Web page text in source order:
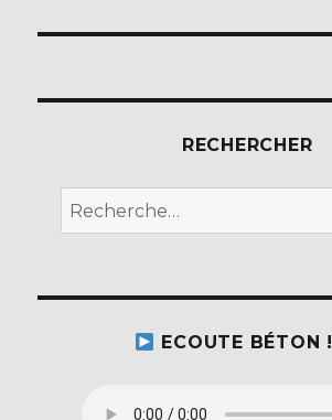
RECHERCHER
Recherche
pour :
ECOUTE BÉTON !